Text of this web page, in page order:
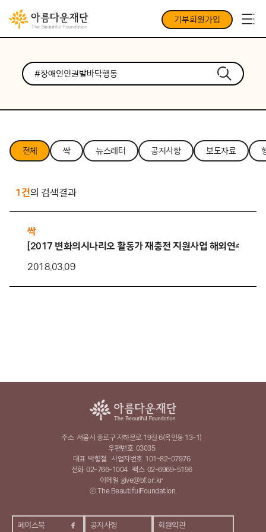
기부회원가입
전체 싹 뉴스레터 공지사항 보도자료
1건의 검색결과
싹
[2017 변화의시나리오 활동가 재충전 지원사업 해외연수부문
2018.03.09
페이스북 공지사항 회원약관
주소 서울시 종로구 자하문로 19길 6(옥인동 13-1)
우편번호 03035
대표 박형철 사업자번호 101-82-07976
전화 02-766-1004 팩스 02-6969-5196
이메일 give@bf.or.kr
ⓒ The BeautifulFoundation.